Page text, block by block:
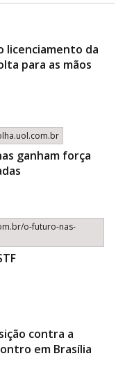
licenciamento da
para as mãos
ganham força
o-futuro-nas-
contra a
em Brasília